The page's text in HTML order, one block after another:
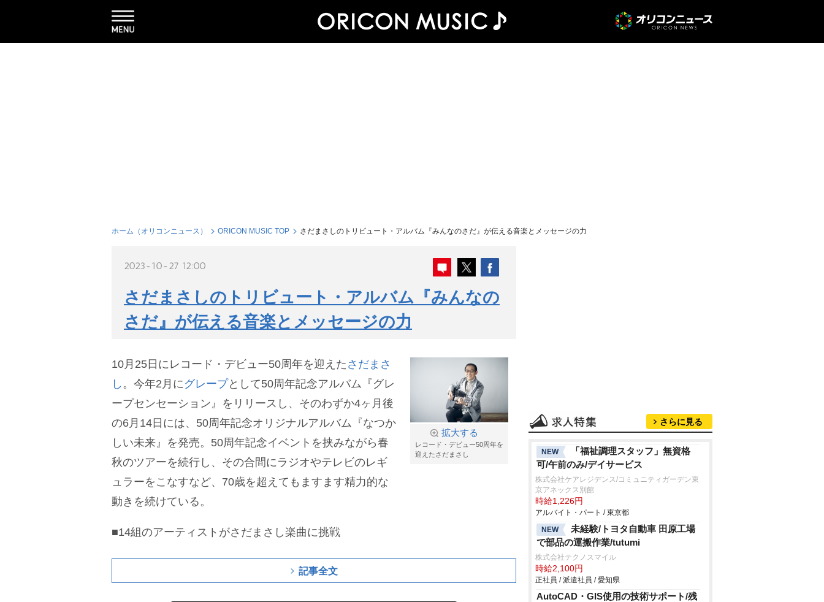
ホーム（オリコンニュース） ORICON MUSIC TOP さだまさしのトリビュート・アルバム『みんなのさだ』が伝える音楽とメッセージの力
2023-10-27 12:00
さだまさしのトリビュート・アルバム『みんなの
さだ』が伝える音楽とメッセージの力
拡大する
レコード・デビュー50周年を
迎えたさだまさし
10月25日にレコード・デビュー50周年を迎えた さだまさ
し 。今年2月にグレープとして50周年記念アルバム『グレ
ープセンセーション』をリリースし、そのわずか4ヶ月後
の6月14日には、50周年記念オリジナルアルバム『なつか
しい未来』を発売。50周年記念イベントを挟みながら春
秋のツアーを続行し、その合間にラジオやテレビのレギ
ュラーをこなすなど、70歳を超えてもますます精力的な
動きを続けている。
■14組のアーティストがさだまさし楽曲に挑戦
記事全文
さらに見る
NEW
「福祉調理スタッフ」無資格
可/午前のみ/デイサービス
株式会社ケアレジデンス/コミュニティガーデン東
京アネックス別館
時給1,226円
アルバイト・パート / 東京都
NEW
未経験/トヨタ自動車 田原工場
で部品の運搬作業/tutumi
株式会社テクノスマイル
時給2,100円
正社員 / 派遣社員 / 愛知県
AutoCAD・GIS使用の技術サポート/残